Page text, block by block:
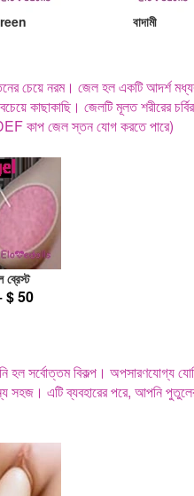
বাদামী
চেয়ে নরম। জেল হল একটি আদর্শ
কাছাকাছি। জেলটি মূলত শরীরের
কাপ জেল স্তন যোগ করতে পারে)
ব্রেস্ট
$ 50
হল সর্বোত্তম বিকল্প। অপসারণযোগ্য
সহজ। এটি ব্যবহারের পরে, আপনি